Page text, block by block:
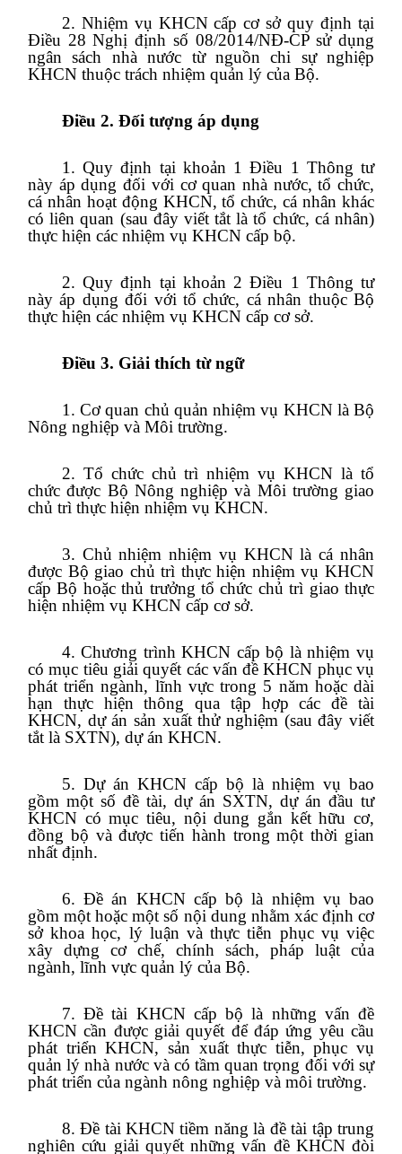
2. Nhiệm vụ KHCN cấp cơ sở quy định tại
Điều 28 Nghị định số 08/2014/NĐ-CP sử dụng
ngân sách nhà nước từ nguồn chi sự nghiệp
KHCN thuộc trách nhiệm quản lý của Bộ.
Điều 2. Đối tượng áp dụng
1. Quy định tại khoản 1 Điều 1 Thông tư
này áp dụng đối với cơ quan nhà nước, tổ chức,
cá nhân hoạt động KHCN, tổ chức, cá nhân khác
có liên quan (sau đây viết tắt là tổ chức, cá nhân)
thực hiện các nhiệm vụ KHCN cấp bộ.
2. Quy định tại khoản 2 Điều 1 Thông tư
này áp dụng đối với tổ chức, cá nhân thuộc Bộ
thực hiện các nhiệm vụ KHCN cấp cơ sở.
Điều 3. Giải thích từ ngữ
1. Cơ quan chủ quản nhiệm vụ KHCN là Bộ
Nông nghiệp và Môi trường.
2. Tổ chức chủ trì nhiệm vụ KHCN là tổ
chức được Bộ Nông nghiệp và Môi trường giao
chủ trì thực hiện nhiệm vụ KHCN.
3. Chủ nhiệm nhiệm vụ KHCN là cá nhân
được Bộ giao chủ trì thực hiện nhiệm vụ KHCN
cấp Bộ hoặc thủ trưởng tổ chức chủ trì giao thực
hiện nhiệm vụ KHCN cấp cơ sở.
4. Chương trình KHCN cấp bộ là nhiệm vụ
có mục tiêu giải quyết các vấn đề KHCN phục vụ
phát triển ngành, lĩnh vực trong 5 năm hoặc dài
hạn thực hiện thông qua tập hợp các đề tài
KHCN, dự án sản xuất thử nghiệm (sau đây viết
tắt là SXTN), dự án KHCN.
5. Dự án KHCN cấp bộ là nhiệm vụ bao
gồm một số đề tài, dự án SXTN, dự án đầu tư
KHCN có mục tiêu, nội dung gắn kết hữu cơ,
đồng bộ và được tiến hành trong một thời gian
nhất định.
6. Đề án KHCN cấp bộ là nhiệm vụ bao
gồm một hoặc một số nội dung nhằm xác định cơ
sở khoa học, lý luận và thực tiễn phục vụ việc
xây dựng cơ chế, chính sách, pháp luật của
ngành, lĩnh vực quản lý của Bộ.
7. Đề tài KHCN cấp bộ là những vấn đề
KHCN cần được giải quyết để đáp ứng yêu cầu
phát triển KHCN, sản xuất thực tiễn, phục vụ
quản lý nhà nước và có tầm quan trọng đối với sự
phát triển của ngành nông nghiệp và môi trường.
8. Đề tài KHCN tiềm năng là đề tài tập trung
nghiên cứu giải quyết những vấn đề KHCN đòi